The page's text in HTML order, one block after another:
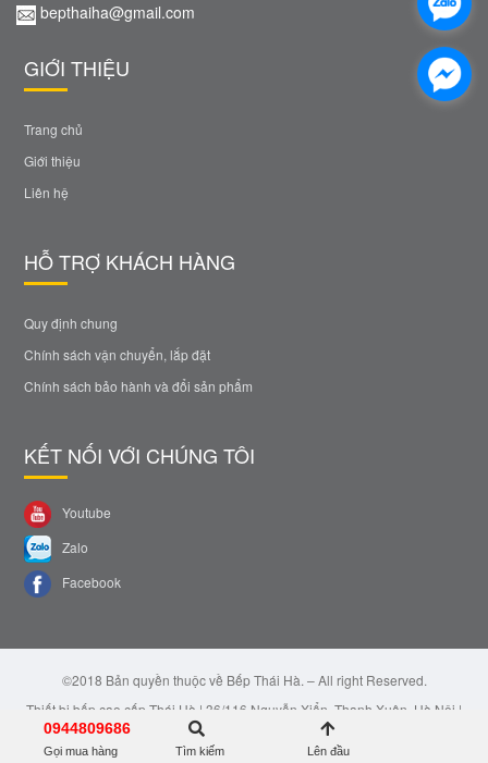
bepthaiha@gmail.com
GIỚI THIỆU
Trang chủ
Giới thiệu
Liên hệ
HỖ TRỢ KHÁCH HÀNG
Quy định chung
Chính sách vận chuyển, lắp đặt
Chính sách bảo hành và đổi sản phẩm
KẾT NỐI VỚI CHÚNG TÔI
Youtube
Zalo
Facebook
©2018 Bản quyền thuộc về Bếp Thái Hà. – All right Reserved.
Thiết bị bếp cao cấp Thái Hà | 36/116 Nguyễn Xiển, Thanh Xuân, Hà Nội |
Email: bepthaiha@gmail.com | Hotline: 0944.809.686
0944809686
Gọi mua hàng Tìm kiếm Lên đầu